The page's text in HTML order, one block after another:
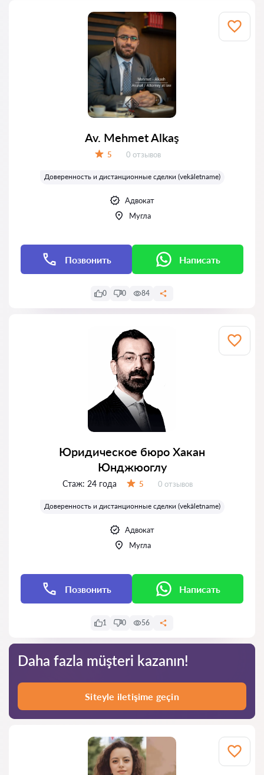
Av. Mehmet Alkaş
5 Отзывов:
0 отзывов
Доверенность и дистанционные сделки (vekâletname)
Адвокат
Мугла
Позвонить Написать
0 0 84
Юридическое бюро Хакан
Юнджюоглу
Стаж: 24 года 5 Отзывов:
0 отзывов
Доверенность и дистанционные сделки (vekâletname)
Адвокат
Мугла
Позвонить Написать
1 0 56
Daha fazla müşteri kazanın!
Siteyle iletişime geçin